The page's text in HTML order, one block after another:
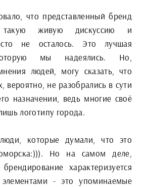
что представленный бренд
живую дискуссию и
не осталось. Это лучшая
мы надеялись. Но,
людей, могу сказать, что
вероятно, не разобрались в сути
назначении, ведь многие своё
логотипу города.
которые думали, что это
Но на самом деле,
характеризуется
- это упоминаемые